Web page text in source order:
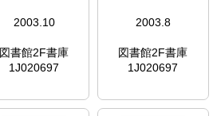
2003.10
図書館2F書庫
1J020697
2003.8
図書館2F書庫
1J020697